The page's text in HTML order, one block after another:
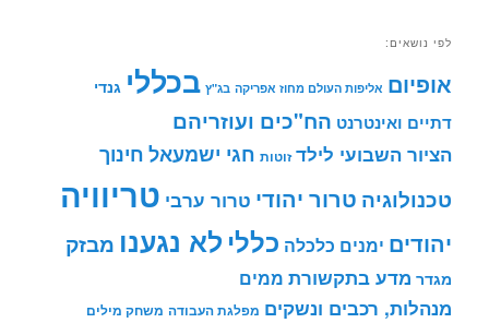
לפי נושאים:
אופיום אליפות העולם מחוז אפריקה בג"ץ בכללי גנדי
דתיים ואינטרנט הח"כים ועוזריהם
הציור השבועי לילד זוטות חגי ישמעאל חינוך
טכנולוגיה טרור יהודי טרור ערבי טריוויה
יהודים ימנים כלכלה כללי לא נגענו מבזק
מגדר מדע בתקשורת ממים
מנהלות, רכבים ונשקים מפלגת העבודה משחק מילים